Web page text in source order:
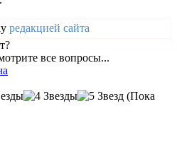
редакцией сайта
все вопросы...
(Пока